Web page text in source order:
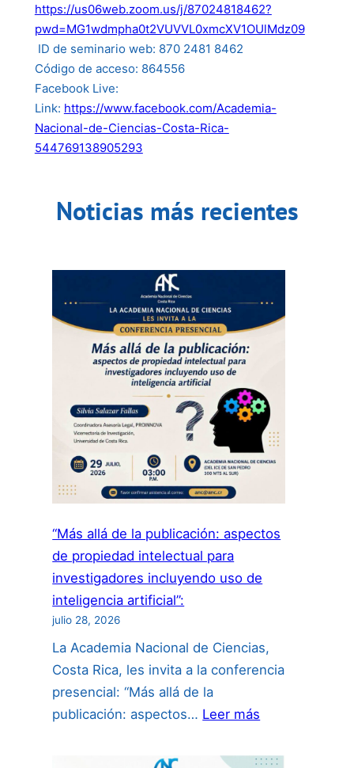
https://us06web.zoom.us/j/87024818462?
pwd=MG1wdmpha0t2VUVVL0xmcXV1OUlMdz09
ID de seminario web: 870 2481 8462
Código de acceso: 864556
Facebook Live:
Link: https://www.facebook.com/Academia-
Nacional-de-Ciencias-Costa-Rica-
544769138905293
Noticias más recientes
“Más allá de la publicación: aspectos
de propiedad intelectual para
investigadores incluyendo uso de
inteligencia artificial”:
julio 28, 2026
La Academia Nacional de Ciencias,
Costa Rica, les invita a la conferencia
presencial: “Más allá de la
publicación: aspectos… Leer más
allá